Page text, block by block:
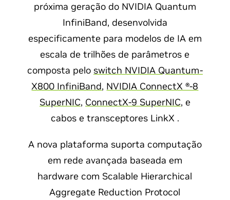
próxima geração do NVIDIA Quantum
InfiniBand, desenvolvida
especificamente para modelos de IA em
escala de trilhões de parâmetros e
composta pelo switch NVIDIA Quantum-
X800 InfiniBand, NVIDIA ConnectX ®-8
SuperNIC, ConnectX-9 SuperNIC, e
cabos e transceptores LinkX .
A nova plataforma suporta computação
em rede avançada baseada em
hardware com Scalable Hierarchical
Aggregate Reduction Protocol